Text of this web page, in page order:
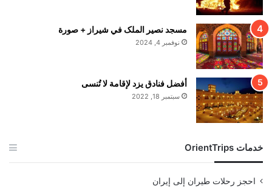
مسجد نصير الملک في شيراز + صورة
نوفمبر 4, 2024
أفضل فنادق يزد لإقامة لا تُنسى
سبتمبر 18, 2022
خدمات OrientTrips
احجز رحلات طيران إلى إيران